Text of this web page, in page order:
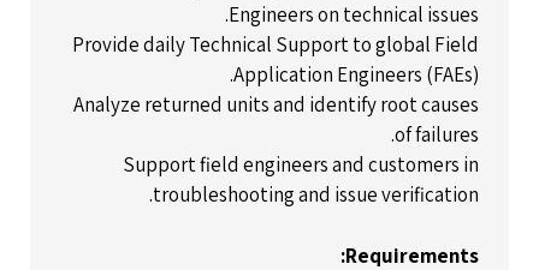
Engineers on technical issues.
Provide daily Technical Support to global Field
Application Engineers (FAEs).
Analyze returned units and identify root causes
of failures.
Support field engineers and customers in
troubleshooting and issue verification.
Requirements: